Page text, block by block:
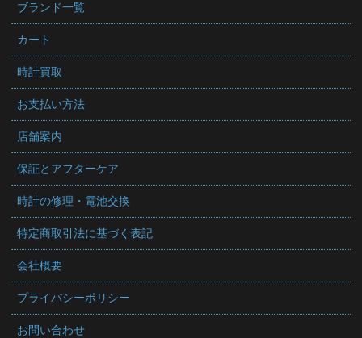
ブランド一覧
カート
時計買取
お支払い方法
店舗案内
保証とアフターケア
時計の修理・電池交換
特定商取引法に基づく表記
会社概要
プライバシーポリシー
お問い合わせ